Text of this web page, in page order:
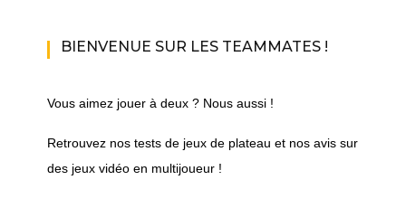
BIENVENUE SUR LES TEAMMATES !
Vous aimez jouer à deux ? Nous aussi !
Retrouvez nos tests de jeux de plateau et nos avis sur
des jeux vidéo en multijoueur !